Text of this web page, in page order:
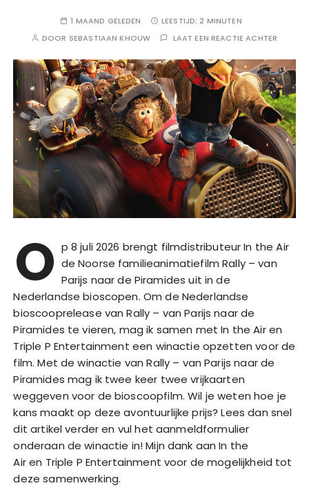
1 MAAND GELEDEN LEESTIJD:2 MINUTEN
DOOR SEBASTIAAN KHOUW LAAT EEN REACTIE ACHTER
O p 8 juli 2026 brengt filmdistributeur In the Air
de Noorse familieanimatiefilm Rally – van
Parijs naar de Piramides uit in de
Nederlandse bioscopen. Om de Nederlandse
bioscooprelease van Rally – van Parijs naar de
Piramides te vieren, mag ik samen met In the Air en
Triple P Entertainment een winactie opzetten voor de
film. Met de winactie van Rally – van Parijs naar de
Piramides mag ik twee keer twee vrijkaarten
weggeven voor de bioscoopfilm. Wil je weten hoe je
kans maakt op deze avontuurlijke prijs? Lees dan snel
dit artikel verder en vul het aanmeldformulier
onderaan de winactie in! Mijn dank aan In the
Air en Triple P Entertainment voor de mogelijkheid tot
deze samenwerking.